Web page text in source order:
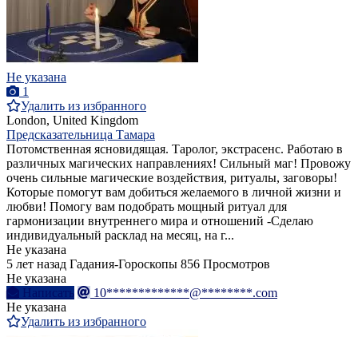
Не указана
1
Удалить из избранного
London, United Kingdom
Предсказательница Тамара
Потомственная ясновидящая. Таролог, экстрасенс. Работаю в
различных магических направлениях! Сильный маг! Провожу
очень сильные магические воздействия, ритуалы, заговоры!
Которые помогут вам добиться желаемого в личной жизни и
любви! Помогу вам подобрать мощный ритуал для
гармонизации внутреннего мира и отношений -Сделаю
индивидуальный расклад на месяц, на г...
Не указана
5 лет назад Гадания-Гороскопы 856 Просмотров
Не указана
Написать
10*************@********.com
Не указана
Удалить из избранного